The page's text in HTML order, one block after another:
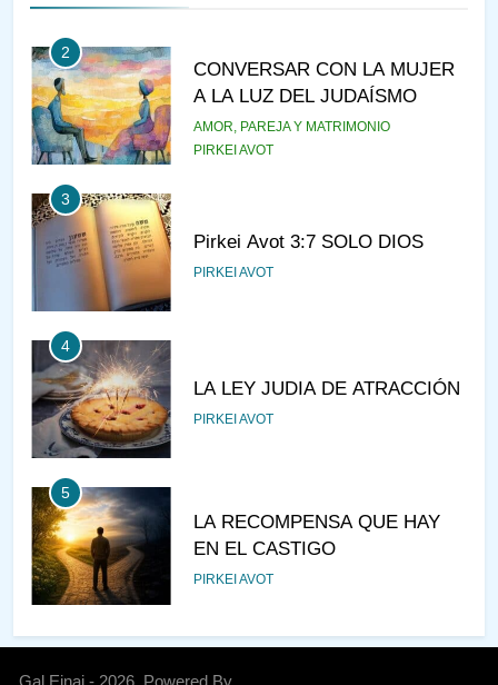
2
CONVERSAR CON LA MUJER
A LA LUZ DEL JUDAÍSMO
AMOR, PAREJA Y MATRIMONIO
PIRKEI AVOT
3
Pirkei Avot 3:7 SOLO DIOS
PIRKEI AVOT
4
LA LEY JUDIA DE ATRACCIÓN
PIRKEI AVOT
5
LA RECOMPENSA QUE HAY
EN EL CASTIGO
PIRKEI AVOT
6